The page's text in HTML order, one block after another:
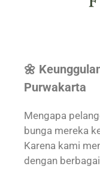
🌼
Purwakarta
Mengapa
bunga mereka
Karena kami
dengan